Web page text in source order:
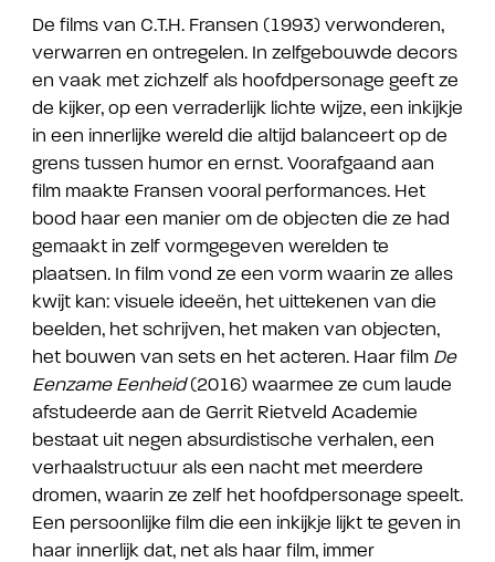
De films van C.T.H. Fransen (1993) verwonderen,
verwarren en ontregelen. In zelfgebouwde decors
en vaak met zichzelf als hoofdpersonage geeft ze
de kijker, op een verraderlijk lichte wijze, een inkijkje
in een innerlijke wereld die altijd balanceert op de
grens tussen humor en ernst. Voorafgaand aan
film maakte Fransen vooral performances. Het
bood haar een manier om de objecten die ze had
gemaakt in zelf vormgegeven werelden te
plaatsen. In film vond ze een vorm waarin ze alles
kwijt kan: visuele ideeën, het uittekenen van die
beelden, het schrijven, het maken van objecten,
het bouwen van sets en het acteren. Haar film De
Eenzame Eenheid(2016) waarmee ze cum laude
afstudeerde aan de Gerrit Rietveld Academie
bestaat uit negen absurdistische verhalen, een
verhaalstructuur als een nacht met meerdere
dromen, waarin ze zelf het hoofdpersonage speelt.
Een persoonlijke film die een inkijkje lijkt te geven in
haar innerlijk dat, net als haar film, immer